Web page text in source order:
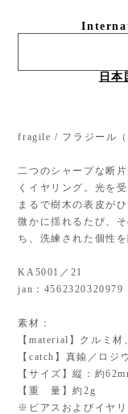
日
fragile / フラジール
二つのシャープな断
くイヤリング。光を
まるで樹木の表皮が
微かに揺れるたび、
ち、洗練された個性を
KA5001／21
jan：4562320320979
素材：
【material】クルミ材
【catch】真鍮／ロジ
【サイズ】縦：約
【重 量】約2g
※ピアスおよびイヤ